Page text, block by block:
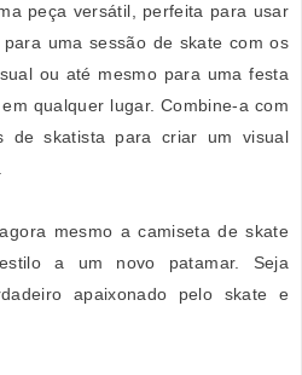
peça versátil, perfeita para usar
uma sessão de skate com os
ou até mesmo para uma festa
qualquer lugar. Combine-a com
de skatista para criar um visual
mesmo a camiseta de skate
a um novo patamar. Seja
apaixonado pelo skate e